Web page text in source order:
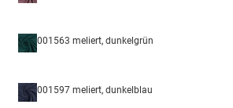
001563 meliert, dunkelgrün
001597 meliert, dunkelblau